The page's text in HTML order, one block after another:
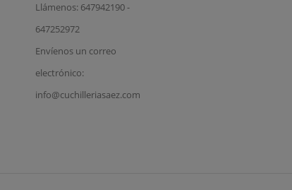
Llámenos: 647942190 -
647252972
Envíenos un correo
electrónico:
info@cuchilleriasaez.com